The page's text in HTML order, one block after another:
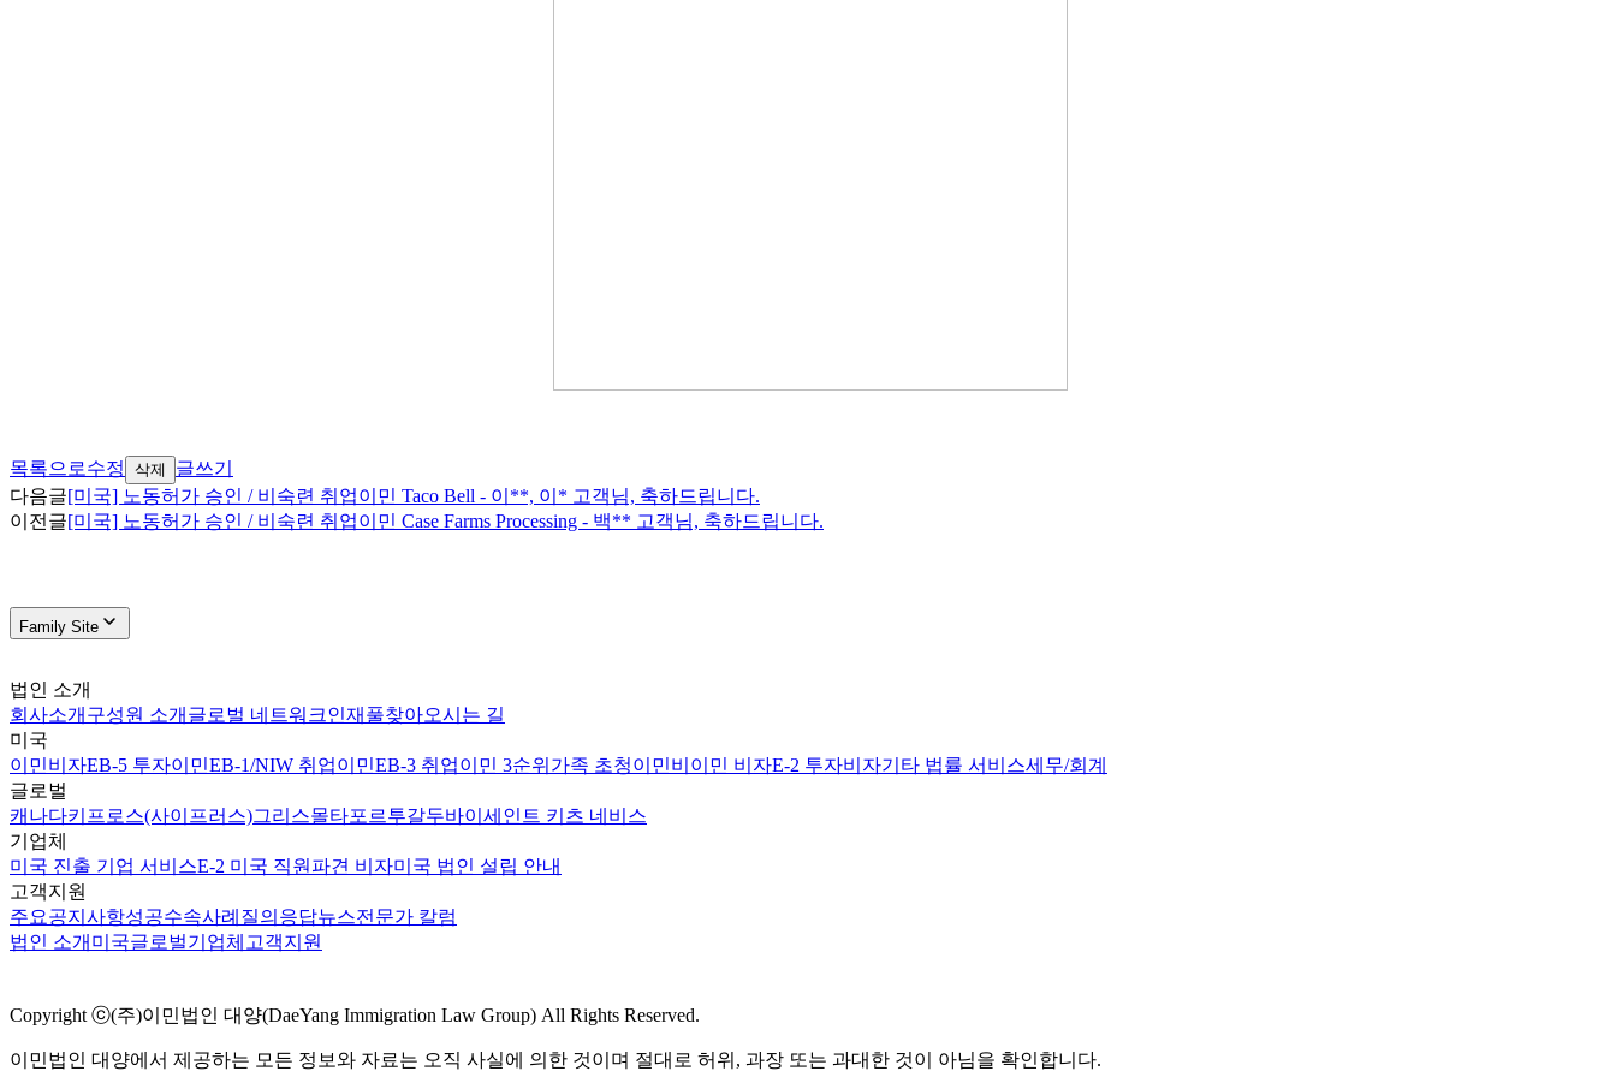
목록으로수정 삭제
글쓰기
다음글[미국] 노동허가 승인 / 비숙련 취업이민 Taco Bell - 이**, 이* 고객님, 축하드립니다.
이전글[미국] 노동허가 승인 / 비숙련 취업이민 Case Farms Processing - 백** 고객님, 축하드립니다.
Family Site
법인 소개
회사소개 구성원 소개 글로벌 네트워크인재풀찾아오시는 길
미국
이민비자EB-5 투자이민EB-1/NIW 취업이민EB-3 취업이민 3순위 가족 초청이민비이민 비자E-2 투자비자기타 법률 서비스세무/회계
글로벌
캐나다키프로스(사이프러스)그리스몰타포르투갈두바이 세인트 키츠 네비스
기업체
미국 진출 기업 서비스E-2 미국 직원파견 비자미국 법인 설립 안내
고객지원
주요공지사항성공수속사례 질의응답뉴스전문가 칼럼
법인 소개 미국글로벌기업체 고객지원
Copyright ⓒ(주)이민법인 대양(DaeYang Immigration Law Group) All Rights Reserved.
이민법인 대양에서 제공하는 모든 정보와 자료는 오직 사실에 의한 것이며 절대로 허위, 과장 또는 과대한 것이 아님을 확인합니다.